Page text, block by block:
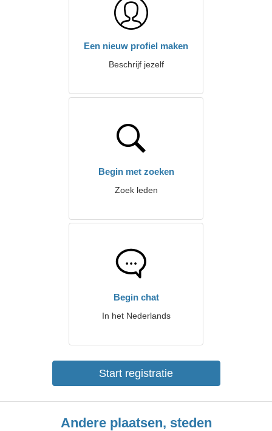
Een nieuw profiel maken
Beschrijf jezelf
Begin met zoeken
Zoek leden
Begin chat
In het Nederlands
Start registratie
Andere plaatsen, steden